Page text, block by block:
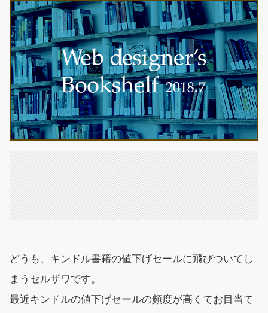
どうも、キンドル書籍の値下げセールに飛びついてし
まうセルザワです。
最近キンドルの値下げセールの頻度が高くてお目当て